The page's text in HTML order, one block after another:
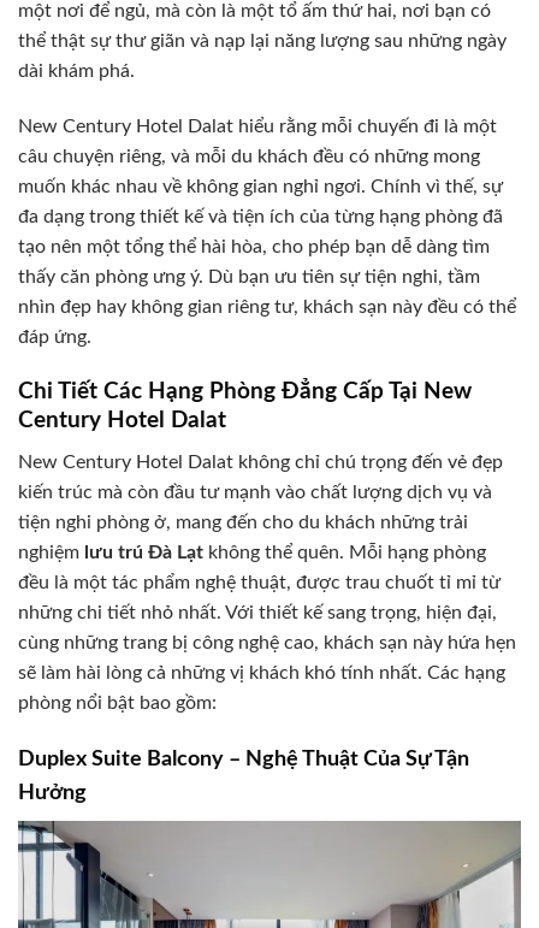
một nơi để ngủ, mà còn là một tổ ấm thứ hai, nơi bạn có
thể thật sự thư giãn và nạp lại năng lượng sau những ngày
dài khám phá.
New Century Hotel Dalat hiểu rằng mỗi chuyến đi là một
câu chuyện riêng, và mỗi du khách đều có những mong
muốn khác nhau về không gian nghỉ ngơi. Chính vì thế, sự
đa dạng trong thiết kế và tiện ích của từng hạng phòng đã
tạo nên một tổng thể hài hòa, cho phép bạn dễ dàng tìm
thấy căn phòng ưng ý. Dù bạn ưu tiên sự tiện nghi, tầm
nhìn đẹp hay không gian riêng tư, khách sạn này đều có thể
đáp ứng.
Chi Tiết Các Hạng Phòng Đẳng Cấp Tại New
Century Hotel Dalat
New Century Hotel Dalat không chỉ chú trọng đến vẻ đẹp
kiến trúc mà còn đầu tư mạnh vào chất lượng dịch vụ và
tiện nghi phòng ở, mang đến cho du khách những trải
nghiệm lưu trú Đà Lạt không thể quên. Mỗi hạng phòng
đều là một tác phẩm nghệ thuật, được trau chuốt tỉ mỉ từ
những chi tiết nhỏ nhất. Với thiết kế sang trọng, hiện đại,
cùng những trang bị công nghệ cao, khách sạn này hứa hẹn
sẽ làm hài lòng cả những vị khách khó tính nhất. Các hạng
phòng nổi bật bao gồm:
Duplex Suite Balcony – Nghệ Thuật Của Sự Tận
Hưởng